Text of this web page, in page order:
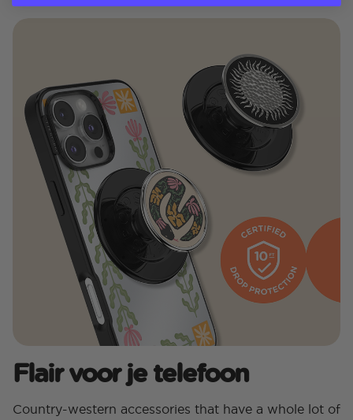
Flair voor je telefoon
Country-western accessories that have a whole lot of